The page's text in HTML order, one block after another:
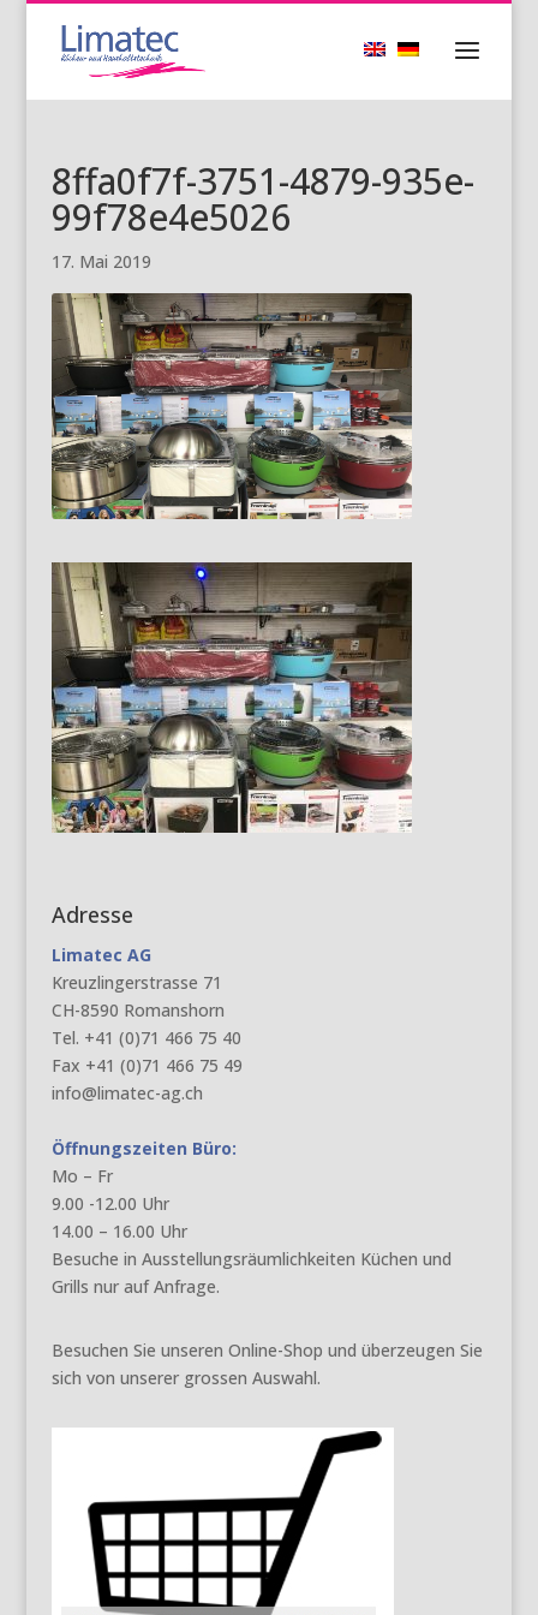
8ffa0f7f-3751-4879-935e-
99f78e4e5026
17. Mai 2019
Adresse
Limatec AG
Kreuzlingerstrasse 71
CH-8590 Romanshorn
Tel. +41 (0)71 466 75 40
Fax +41 (0)71 466 75 49
info@limatec-ag.ch
Öffnungszeiten Büro:
Mo – Fr
9.00 -12.00 Uhr
14.00 – 16.00 Uhr
Besuche in Ausstellungsräumlichkeiten Küchen und
Grills nur auf Anfrage.
Besuchen Sie unseren Online-Shop und überzeugen Sie
sich von unserer grossen Auswahl.